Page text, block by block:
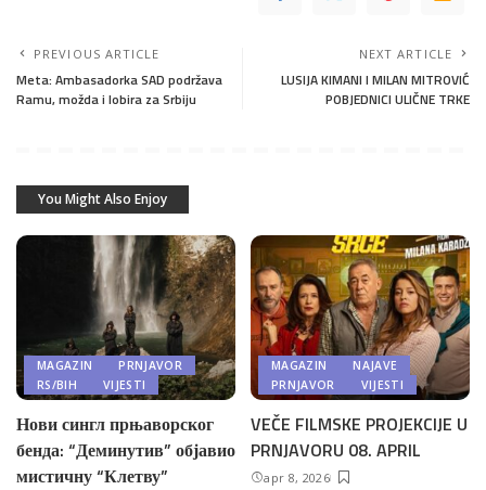
PREVIOUS ARTICLE
Meta: Ambasadorka SAD podržava
Ramu, možda i lobira za Srbiju
NEXT ARTICLE
LUSIJA KIMANI I MILAN MITROVIĆ
POBJEDNICI ULIČNE TRKE
You Might Also Enjoy
MAGAZIN
PRNJAVOR
RS/BIH
VIJESTI
Нови сингл прњаворског
бенда: “Деминутив” објавио
мистичну “Клетву”
MAGAZIN
NAJAVE
PRNJAVOR
VIJESTI
VEČE FILMSKE PROJEKCIJE U
PRNJAVORU 08. APRIL
apr 8, 2026